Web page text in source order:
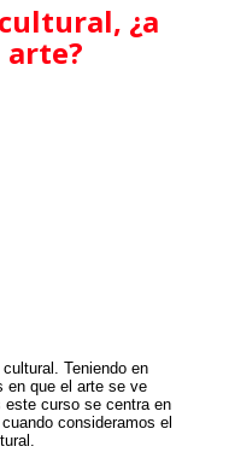
Teniendo en
en que el arte se ve
curso se centra en
consideramos el